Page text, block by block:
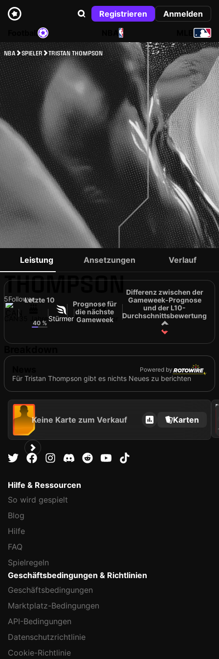
Registrieren
Anmelden
NBA
NBA SPIELER TRISTAN THOMPSON
TRISTAN
THOMPSON
5Follower
Stürmer
#13
Trikotnummer
Leistung Ansetzungen Verlauf
Letzte 10
40 %
Prognose für
die nächste
Gameweek
Differenz zwischen der
Gameweek-Prognose
und der L10-
Durchschnittsbewertung
-11
Powered by
Für Tristan Thompson gibt es nichts Neues zu berichten
Keine Karte zum Verkauf Karten
2024
Hilfe & Ressourcen
So wird gespielt
Blog
Hilfe
FAQ
Spielregeln
Geschäftsbedingungen & Richtlinien
Geschäftsbedingungen
Marktplatz-Bedingungen
API-Bedingungen
Datenschutzrichtlinie
Cookie-Richtlinie